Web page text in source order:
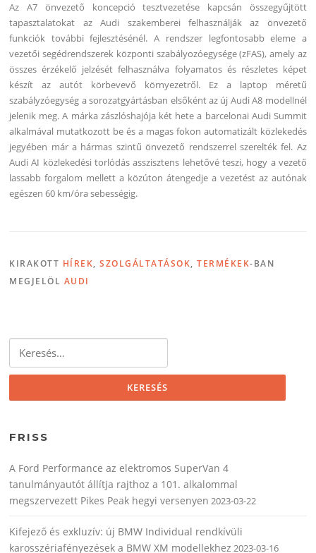
Az A7 önvezető koncepció tesztvezetése kapcsán összegyűjtött
tapasztalatokat az Audi szakemberei felhasználják az önvezető
funkciók további fejlesztésénél. A rendszer legfontosabb eleme a
vezetői segédrendszerek központi szabályozóegysége (zFAS), amely az
összes érzékelő jelzését felhasználva folyamatos és részletes képet
készít az autót körbevevő környezetről. Ez a laptop méretű
szabályzóegység a sorozatgyártásban elsőként az új Audi A8 modellnél
jelenik meg. A márka zászlóshajója két hete a barcelonai Audi Summit
alkalmával mutatkozott be és a magas fokon automatizált közlekedés
jegyében már a hármas szintű önvezető rendszerrel szerelték fel. Az
Audi AI közlekedési torlódás asszisztens lehetővé teszi, hogy a vezető
lassabb forgalom mellett a közúton átengedje a vezetést az autónak
egészen 60 km/óra sebességig.
KIRAKOTT HÍREK,SZOLGÁLTATÁSOK,TERMÉKEK-BAN
MEGJELÖL AUDI
FRISS
A Ford Performance az elektromos SuperVan 4
tanulmányautót állítja rajthoz a 101. alkalommal
megszervezett Pikes Peak hegyi versenyen 2023-03-22
Kifejező és exkluzív: új BMW Individual rendkívüli
karosszériafényezések a BMW XM modellekhez 2023-03-16